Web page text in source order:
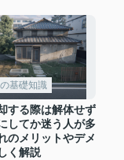
基礎知識
する際は解体せず
してか迷う人が多
のメリットやデメ
く解説